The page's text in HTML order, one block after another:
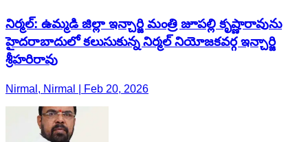
నిర్మల్: ఉమ్మడి జిల్లా ఇన్చార్జి మంత్రి జూపల్లి కృష్ణారావును
హైదరాబాదులో కలుసుకున్న నిర్మల్ నియోజకవర్గ ఇన్చార్జి
శ్రీహరిరావు
Nirmal, Nirmal | Feb 20, 2026